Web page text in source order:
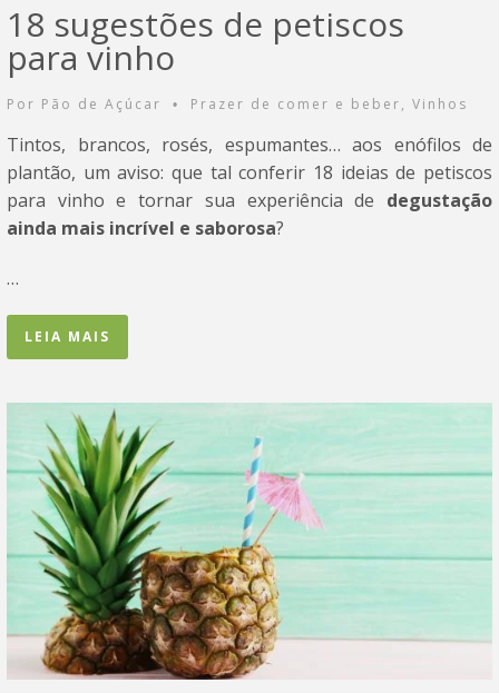
18 sugestões de petiscos
para vinho
Por Pão de Açúcar • Prazer de comer e beber, Vinhos
Tintos, brancos, rosés, espumantes… aos enófilos de
plantão, um aviso: que tal conferir 18 ideias de petiscos
para vinho e tornar sua experiência de degustação
ainda mais incrível e saborosa?
…
LEIA MAIS